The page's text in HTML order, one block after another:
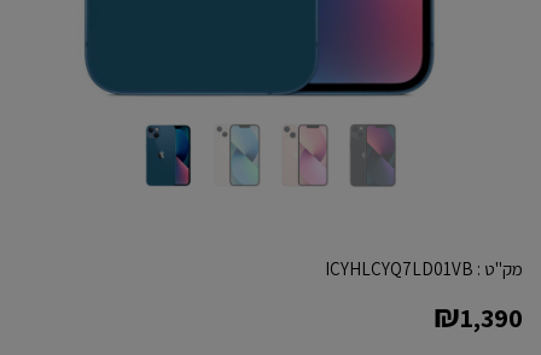
מק"ט : ICYHLCYQ7LD01VB
₪1,390